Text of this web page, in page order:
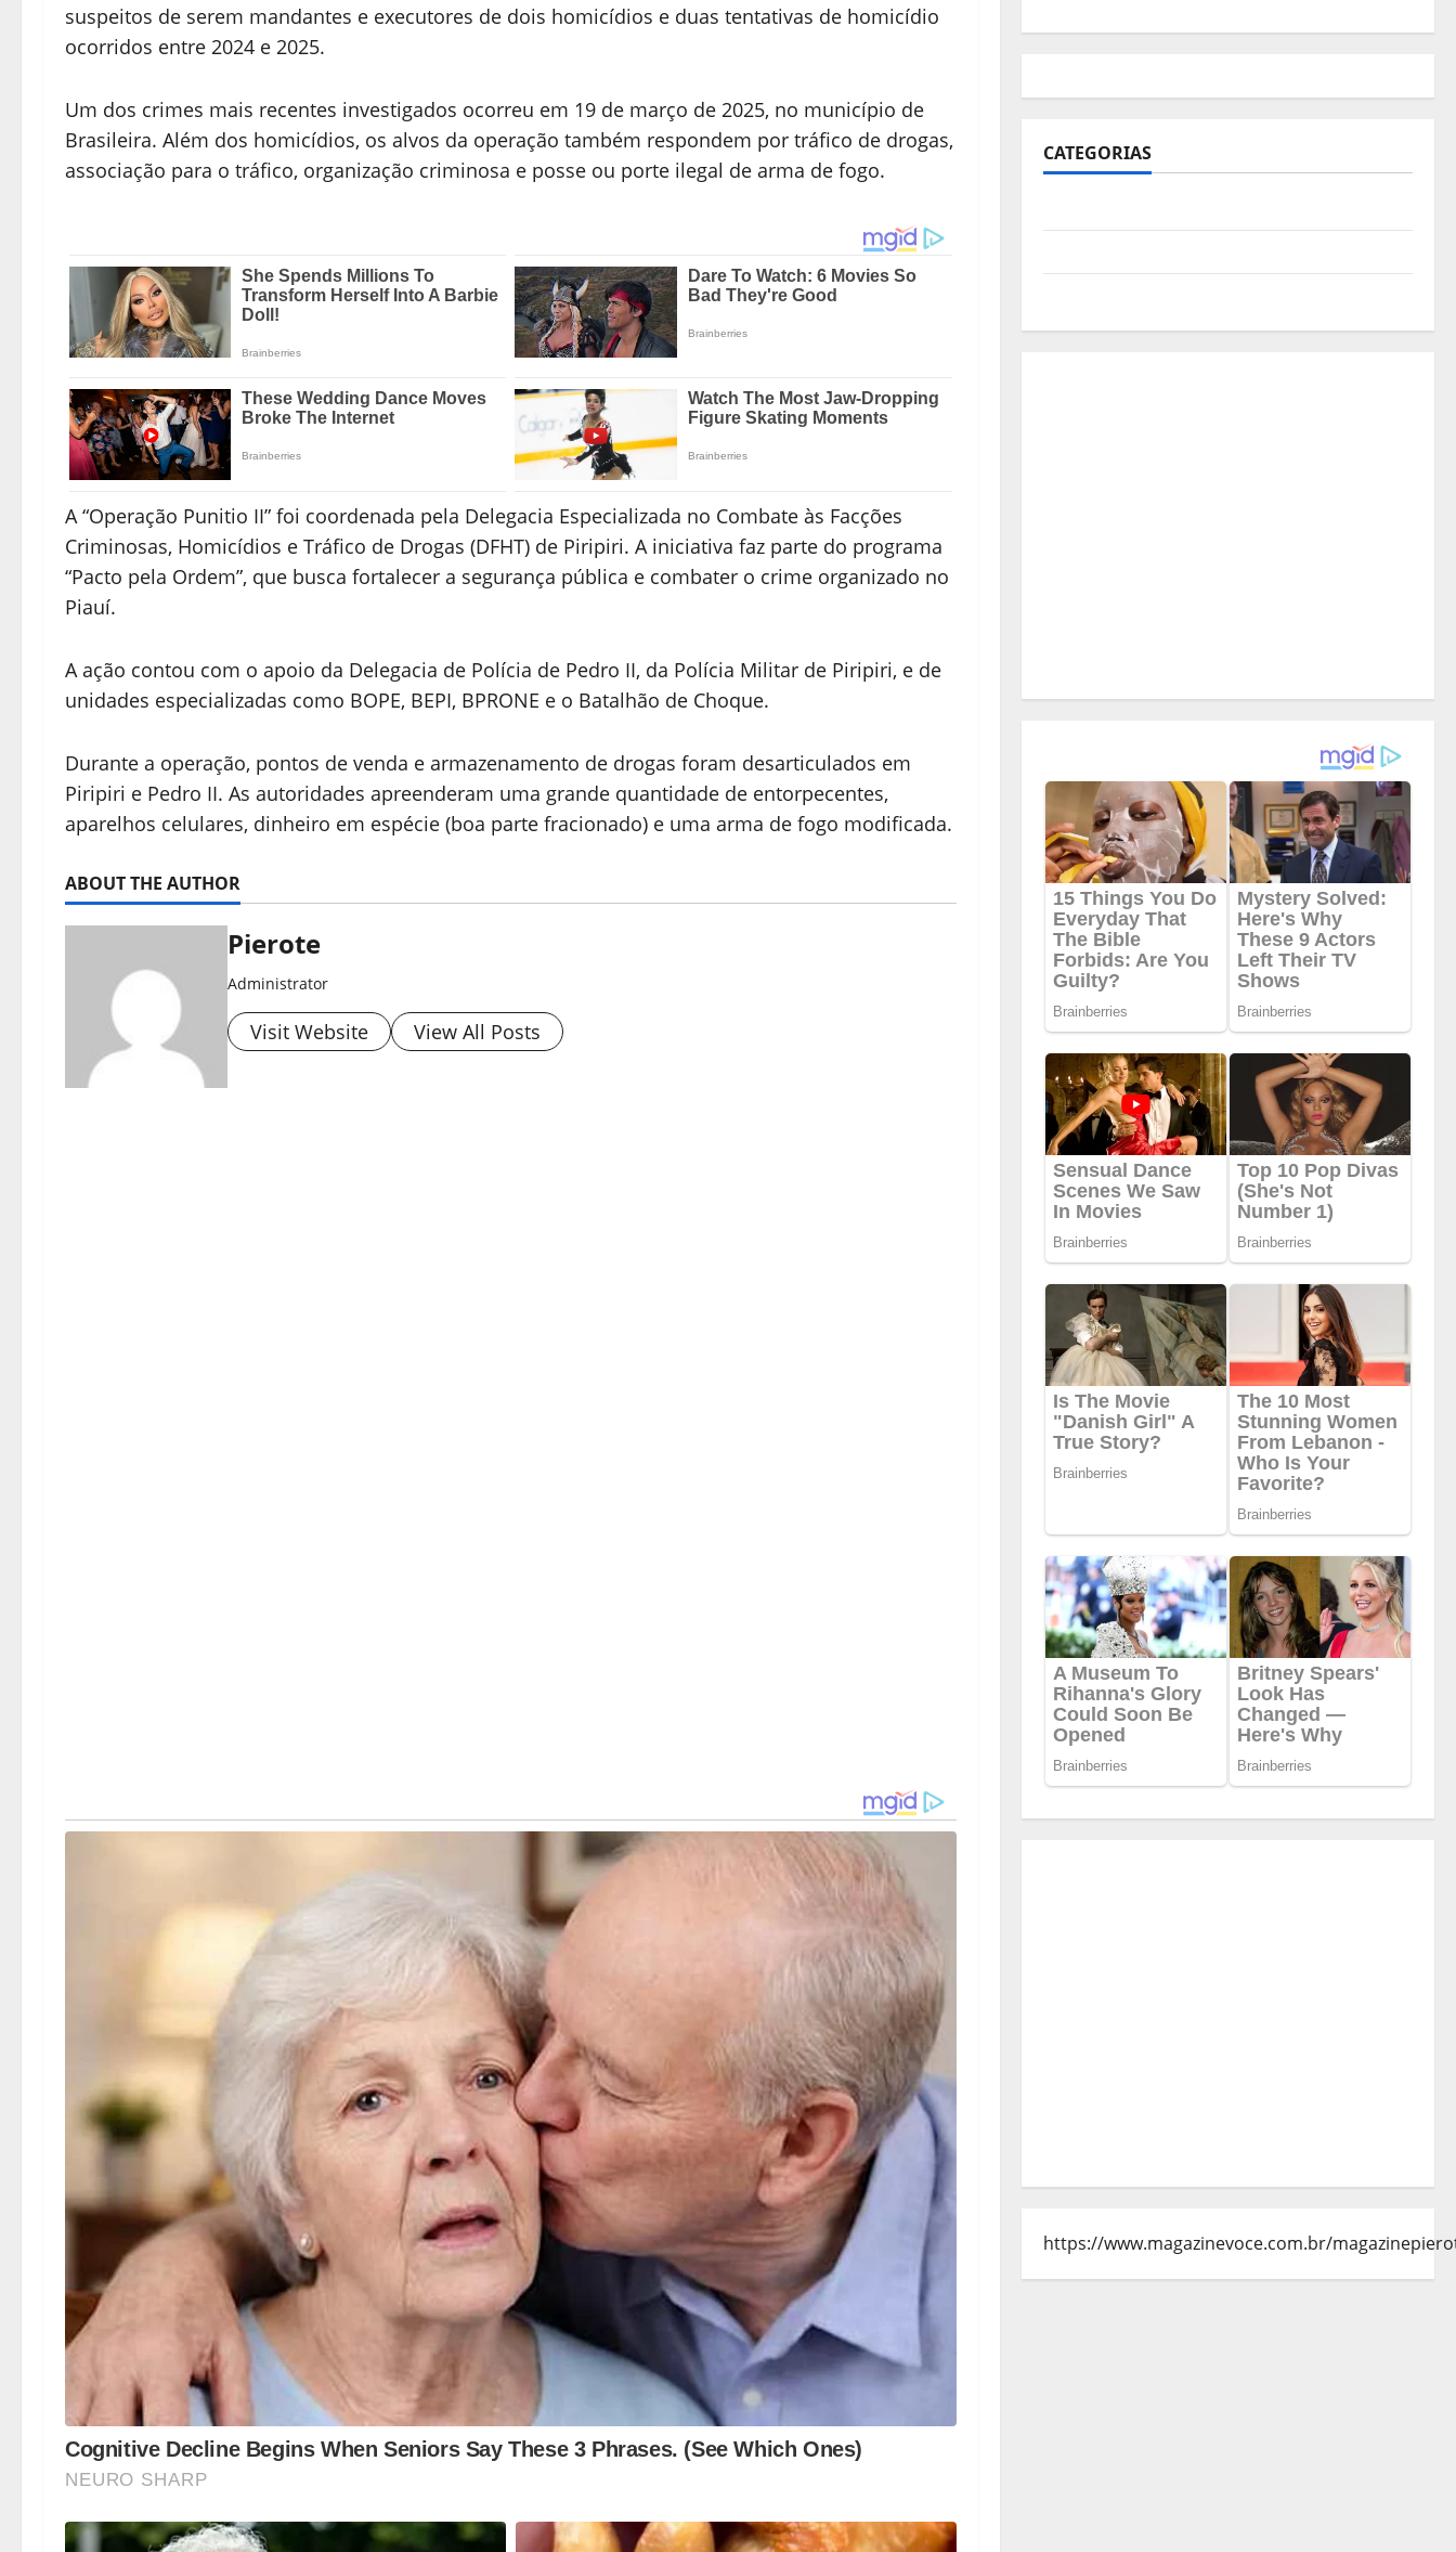
suspeitos de serem mandantes e executores de dois homicídios e duas tentativas de homicídio
ocorridos entre 2024 e 2025.
Um dos crimes mais recentes investigados ocorreu em 19 de março de 2025, no município de
Brasileira. Além dos homicídios, os alvos da operação também respondem por tráfico de drogas,
associação para o tráfico, organização criminosa e posse ou porte ilegal de arma de fogo.
A “Operação Punitio II” foi coordenada pela Delegacia Especializada no Combate às Facções
Criminosas, Homicídios e Tráfico de Drogas (DFHT) de Piripiri. A iniciativa faz parte do programa
“Pacto pela Ordem”, que busca fortalecer a segurança pública e combater o crime organizado no
Piauí.
A ação contou com o apoio da Delegacia de Polícia de Pedro II, da Polícia Militar de Piripiri, e de
unidades especializadas como BOPE, BEPI, BPRONE e o Batalhão de Choque.
Durante a operação, pontos de venda e armazenamento de drogas foram desarticulados em
Piripiri e Pedro II. As autoridades apreenderam uma grande quantidade de entorpecentes,
aparelhos celulares, dinheiro em espécie (boa parte fracionado) e uma arma de fogo modificada.
ABOUT THE AUTHOR
Pierote
Administrator
Visit Website View All Posts
CATEGORIAS
https://www.magazinevoce.com.br/